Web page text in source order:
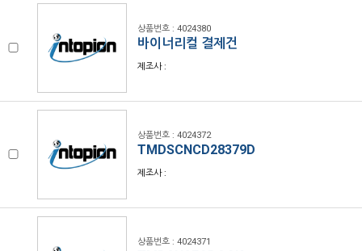
상품번호 : 4024380
바이너리컬 결제건
제조사 :
상품번호 : 4024372
TMDSCNCD28379D
제조사 :
상품번호 : 4024371